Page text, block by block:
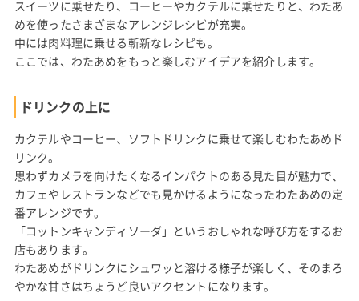
スイーツに乗せたり、コーヒーやカクテルに乗せたりと、わたあ
めを使ったさまざまなアレンジレシピが充実。
中には肉料理に乗せる斬新なレシピも。
ここでは、わたあめをもっと楽しむアイデアを紹介します。
ドリンクの上に
カクテルやコーヒー、ソフトドリンクに乗せて楽しむわたあめド
リンク。
思わずカメラを向けたくなるインパクトのある見た目が魅力で、
カフェやレストランなどでも見かけるようになったわたあめの定
番アレンジです。
「コットンキャンディソーダ」というおしゃれな呼び方をするお
店もあります。
わたあめがドリンクにシュワッと溶ける様子が楽しく、そのまろ
やかな甘さはちょうど良いアクセントになります。